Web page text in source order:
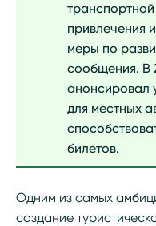
привлечения
меры по
сообщения. В
анонсировал
для местных
билетов.
Одним из самых
создание